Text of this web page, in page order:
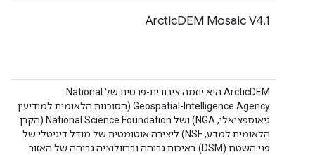
ArcticDEM Mosaic V4.1
‫ArcticDEM היא יוזמה ציבורית-פרטית של National
Geospatial-Intelligence Agency (הסוכנות הלאומית למודיעין
גיאוספציאלי, NGA) ושל National Science Foundation (הקרן
הלאומית למדע, NSF) ליצירה אוטומטית של מודל דיגיטלי של
פני השטח (DSM) באיכות גבוהה וברזולוציה גבוהה של האזור